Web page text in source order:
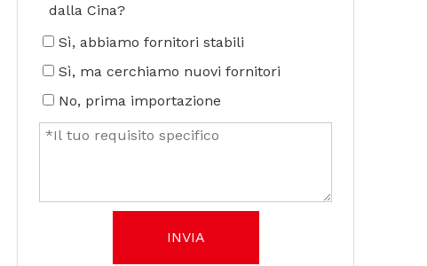
dalla Cina?
Sì, abbiamo fornitori stabili
Sì, ma cerchiamo nuovi fornitori
No, prima importazione
INVIA